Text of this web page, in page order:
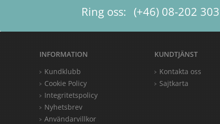
Ring oss: (+46) 08-202 303
KUNDTJÄNST
Kontakta oss
Sajtkarta
INFORMATION
Kundklubb
Cookie Policy
Integritetspolicy
Nyhetsbrev
Användarvillkor